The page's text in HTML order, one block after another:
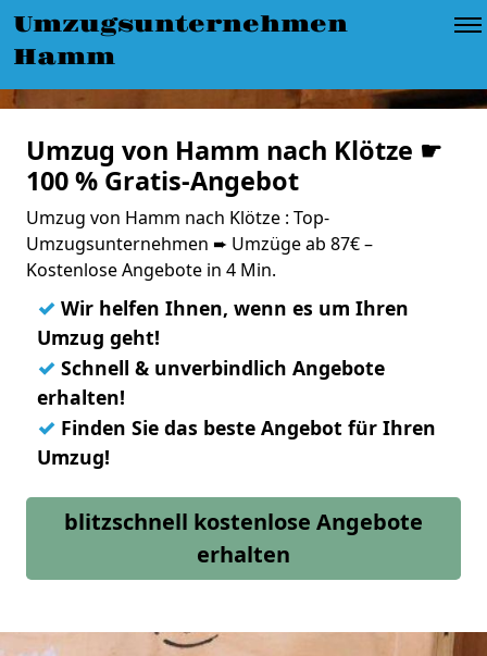
Umzugsunternehmen
Hamm
Umzug von Hamm nach Klötze ☛
100 % Gratis-Angebot
Umzug von Hamm nach Klötze : Top-
Umzugsunternehmen ➨ Umzüge ab 87€ –
Kostenlose Angebote in 4 Min.
✓ Wir helfen Ihnen, wenn es um Ihren
Umzug geht!
✓ Schnell & unverbindlich Angebote
erhalten!
✓ Finden Sie das beste Angebot für Ihren
Umzug!
blitzschnell kostenlose Angebote
erhalten